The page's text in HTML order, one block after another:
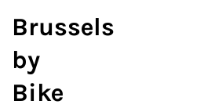
Brussels
by
Bike